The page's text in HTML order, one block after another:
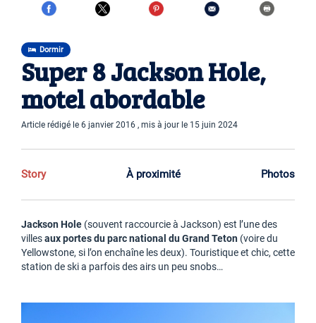
Dormir
Super 8 Jackson Hole,
motel abordable
Article rédigé le 6 janvier 2016 , mis à jour le 15 juin 2024
Story À proximité Photos
Jackson Hole (souvent raccourcie à Jackson) est l’une des
villesaux portes du parc national du Grand Teton (voire du
Yellowstone, si l’on enchaîne les deux). Touristique et chic, cette
station de ski a parfois des airs un peu snobs…